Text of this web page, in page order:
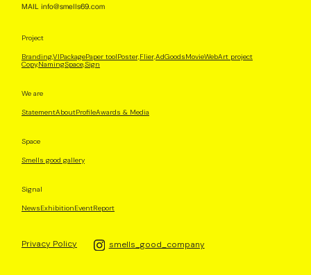
MAIL info@smells69.com
Project
Branding,VIPackagePaper toolPoster,Flier,AdGoodsMovieWebArt project
Copy,NamingSpace,Sign
We are
StatementAboutProfileAwards & Media
Space
Smells good gallery
Signal
NewsExhibitionEventReport
Privacy Policy smells_good_company